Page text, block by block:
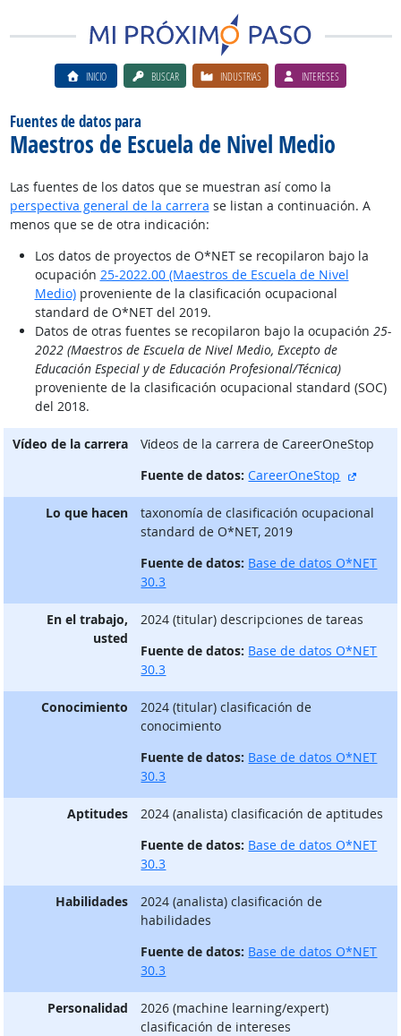
INICIO BUSCAR INDUSTRIAS INTERESES
Fuentes de datos para
Maestros de Escuela de Nivel Medio
Las fuentes de los datos que se muestran así como la
perspectiva general de la carrera se listan a continuación. A
menos que se de otra indicación:
Los datos de proyectos de O*NET se recopilaron bajo la
ocupación 25-2022.00 (Maestros de Escuela de Nivel
Medio)proveniente de la clasificación ocupacional
standard de O*NET del 2019.
Datos de otras fuentes se recopilaron bajo la ocupación 25-
2022 (Maestros de Escuela de Nivel Medio, Excepto de
Educación Especial y de Educación Profesional/Técnica)
proveniente de la clasificación ocupacional standard (SOC)
del 2018.
Vídeo de la carrera
Vίdeos de la carrera de CareerOneStop
Fuente de datos: CareerOneStop
Lo que hacen
taxonomía de clasificación ocupacional
standard de O*NET, 2019
Fuente de datos: Base de datos O*NET
30.3
En el trabajo,
usted
2024 (titular) descripciones de tareas
Fuente de datos: Base de datos O*NET
30.3
Conocimiento
2024 (titular) clasificación de
conocimiento
Fuente de datos: Base de datos O*NET
30.3
Aptitudes
2024 (analista) clasificación de aptitudes
Fuente de datos: Base de datos O*NET
30.3
Habilidades
2024 (analista) clasificación de
habilidades
Fuente de datos: Base de datos O*NET
30.3
Personalidad
2026 (machine learning/expert)
clasificación de intereses